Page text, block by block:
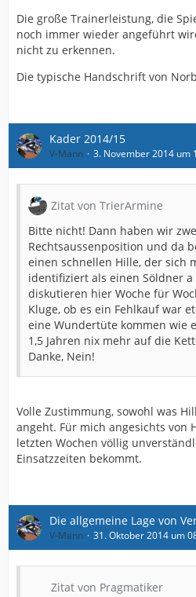
Die große Trainerleistung, die
noch immer wieder angeführt
nicht zu erkennen.
Die typische Handschrift von
Kader 2014/15
V-Mann 3. November 2014 um
Zitat von TrierArmine
Bitte nicht! Dann haben wir
Rechtsaussenposition und da
einen schnellen Hille, der sich
identifiziert als einen Söldner a
diskutieren hier Woche für
Kluge, ob es ein Fehlkauf war
eine Wundertüte kommen wie
1,5 Jahren nix mehr auf die
Danke, Nein!
Volle Zustimmung, sowohl was
angeht. Für mich angesichts von
letzten Wochen völlig
Einsatzzeiten bekommt.
Die allgemeine Lage von
V-Mann 31. Oktober 2014 um
Zitat von Pragmatiker